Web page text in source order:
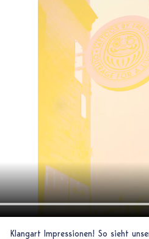
Klangart Impressionen! So sieht